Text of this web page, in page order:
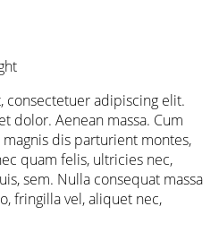
consectetuer adipiscing elit.
dolor. Aenean massa. Cum
dis parturient montes,
quam felis, ultricies nec,
sem. Nulla consequat massa
fringilla vel, aliquet nec,